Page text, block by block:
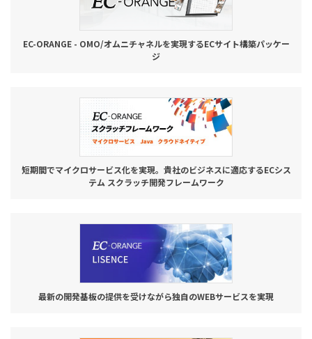
03-6432-0346
電話受付：平日 10:00~17:00
EC-ORANGE - OMO/オムニチャネルを実現するECサイト構築パッケー
ジ
短期間でマイクロサービス化を実現。貴社のビジネスに適応するECシス
テム スクラッチ開発フレームワーク
最新の開発基板の提供を受けながら独自のWEBサービスを実現